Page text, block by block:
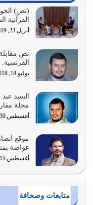
السبب الرئيسي لشقاء
لحدود الله بالإضافات
أغسطس 1, 2026
أبرز أسباب الشقاء
المتمثل في القرآن
يوليو 31, 2026
أولياء الشيطان كلما
أكثر ضعفاً
يوليو 30, 2026
وعد الله تعالى من
والاستبشار والنجاة
يوليو 29, 2026
القرآن الكريم هو أهم
معرفة شخصيته معرفة
(نص)
أبريل 23, 2019
نص
الفرنسية.
يوليو 18, 2018
السيد
مجلة
أغسطس 30, 2016
موقع
عواضة
أغسطس 15, 2016
متابعات وصحافة